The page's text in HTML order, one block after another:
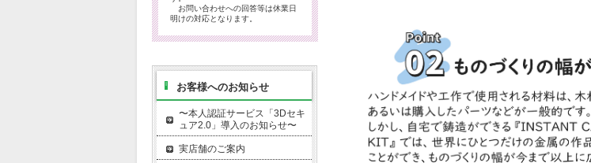
お問い合わせへの回答等は休業日
明けの対応となります。
お客様へのお知らせ
〜本人認証サービス「3Dセキ
ュア2.0」導入のお知らせ〜
実店舗のご案内